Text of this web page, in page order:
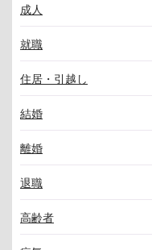
成人
就職
住居・引越し
結婚
離婚
退職
高齢者